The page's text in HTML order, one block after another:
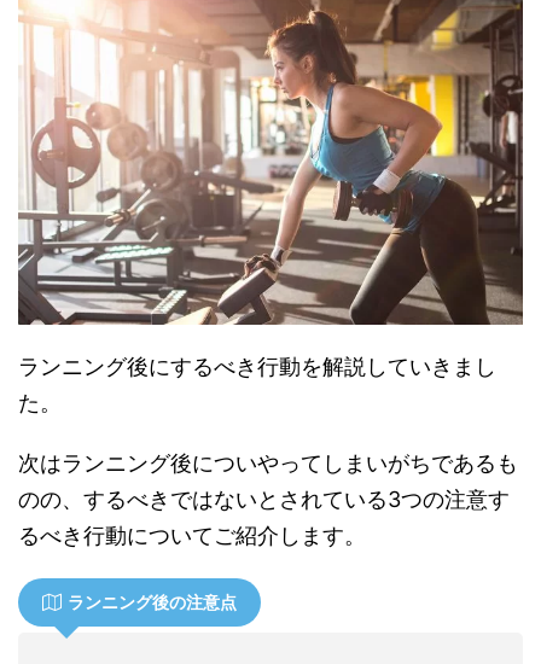
ランニング後にするべき行動を解説していきまし
た。
次はランニング後についやってしまいがちであるも
のの、するべきではないとされている3つの注意す
るべき行動についてご紹介します。
ランニング後の注意点